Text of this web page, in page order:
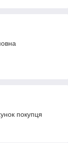
покупця